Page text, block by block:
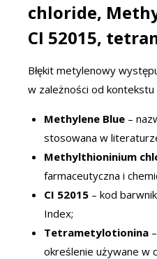
chloride,
CI 52015,
Błękit metylenowy
w zależności od
Methylene Blue–
stosowana w
Methylthioninium
farmaceutyczna i
CI 52015– kod
Index;
Tetrametylotionina–
określenie używane w